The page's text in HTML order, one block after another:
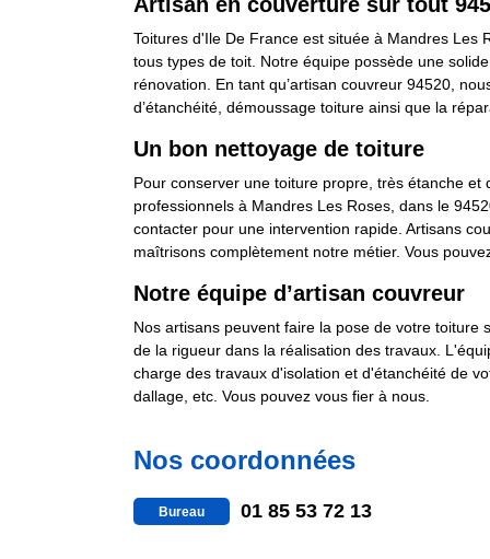
Toitures d'Ile De France est située à Mandres Les
tous types de toit. Notre équipe possède une
rénovation. En tant qu’artisan couvreur 94520,
d’étanchéité, démoussage toiture ainsi que la
Un bon nettoyage de toiture
Pour conserver une toiture propre, très étanche et
professionnels à Mandres Les Roses, dans le
contacter pour une intervention rapide. Artisans
maîtrisons complètement notre métier. Vous
Notre équipe d’artisan couvreur
Nos artisans peuvent faire la pose de votre toiture
de la rigueur dans la réalisation des travaux.
charge des travaux d'isolation et d'étanchéité de
dallage, etc. Vous pouvez vous fier à nous.
Nos coordonnées
Bureau 01 85 53 72 13